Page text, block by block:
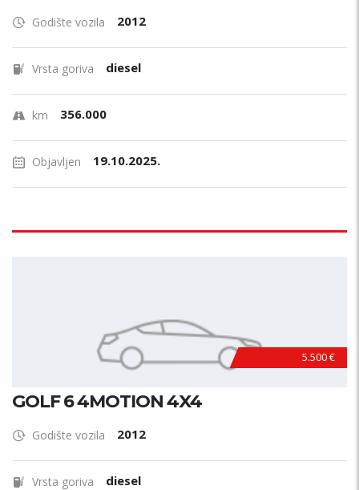
Godište vozila 2012
Vrsta goriva diesel
km 356.000
Objavljen 19.10.2025.
5.500 €
GOLF 6 4MOTION 4X4
Godište vozila 2012
Vrsta goriva diesel